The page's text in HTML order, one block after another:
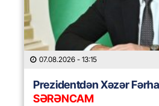
07.08.2026 - 13:15
Prezidentdən Xəzər
SƏRƏNCAM